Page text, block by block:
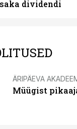
dividendi
ÄRIPÄEVA
Müügist